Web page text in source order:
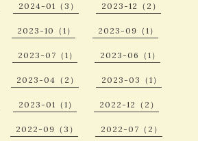
2024-01（3） 2023-12（2）
2023-10（1） 2023-09（1）
2023-07（1） 2023-06（1）
2023-04（2） 2023-03（1）
2023-01（1） 2022-12（2）
2022-09（3） 2022-07（2）